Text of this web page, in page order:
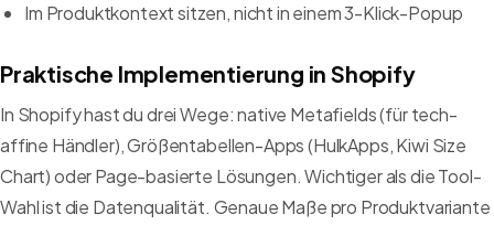
Im Produktkontext sitzen, nicht in einem 3-Klick-Popup
Praktische Implementierung in Shopify
In Shopify hast du drei Wege: native Metafields (für tech-
affine Händler), Größentabellen-Apps (HulkApps, Kiwi Size
Chart) oder Page-basierte Lösungen. Wichtiger als die Tool-
Wahl ist die Datenqualität. Genaue Maße pro Produktvariante